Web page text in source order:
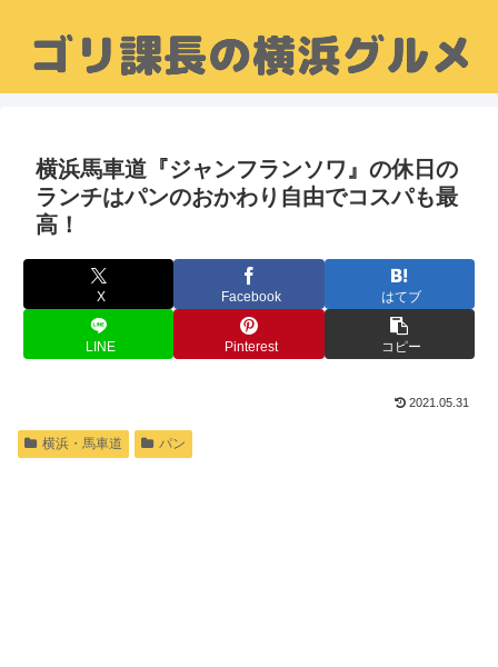
横浜馬車道『ジャンフランソワ』の休日の
ランチはパンのおかわり自由でコスパも最
高！
X Facebook はてブ
LINE Pinterest コピー
2021.05.31
横浜・馬車道 パン